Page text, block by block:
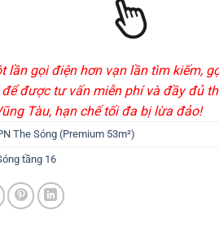
lần gọi điện hơn vạn lần tìm kiếm,
được tư vấn miễn phí và đầy đủ
Tàu, hạn chế tối đa bị lừa đảo!
The Sóng (Premium 53m²)
tầng 16